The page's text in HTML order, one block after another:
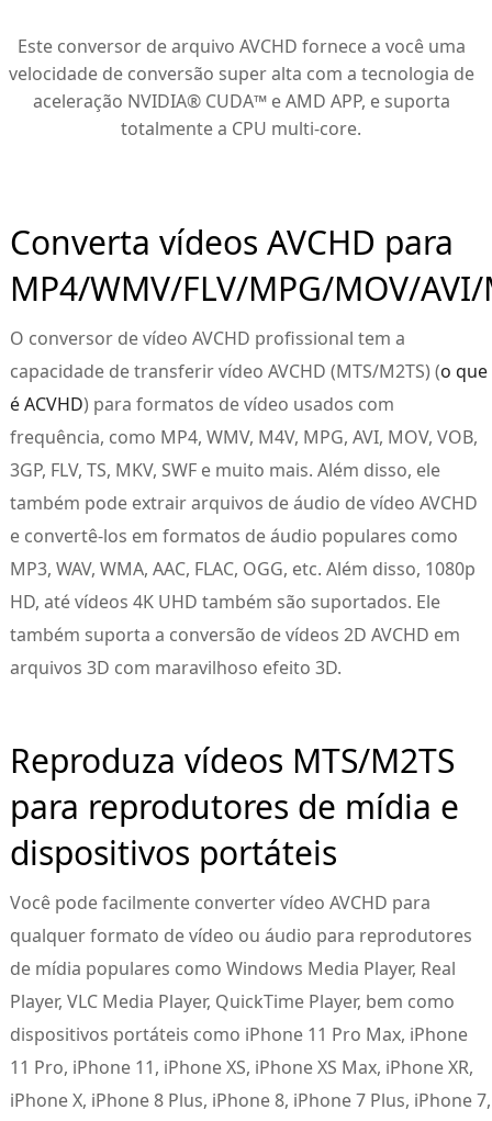
Este conversor de arquivo AVCHD fornece a você uma
velocidade de conversão super alta com a tecnologia de
aceleração NVIDIA® CUDA™ e AMD APP, e suporta
totalmente a CPU multi-core.
Converta vídeos AVCHD para
MP4/WMV/FLV/MPG/MOV/
O conversor de vídeo AVCHD profissional tem a
capacidade de transferir vídeo AVCHD (MTS/M2TS) (o que
é ACVHD) para formatos de vídeo usados ​​com
frequência, como MP4, WMV, M4V, MPG, AVI, MOV, VOB,
3GP, FLV, TS, MKV, SWF e muito mais. Além disso, ele
também pode extrair arquivos de áudio de vídeo AVCHD
e convertê-los em formatos de áudio populares como
MP3, WAV, WMA, AAC, FLAC, OGG, etc. Além disso, 1080p
HD, até vídeos 4K UHD também são suportados. Ele
também suporta a conversão de vídeos 2D AVCHD em
arquivos 3D com maravilhoso efeito 3D.
Reproduza vídeos MTS/M2TS
para reprodutores de mídia e
dispositivos portáteis
Você pode facilmente converter vídeo AVCHD para
qualquer formato de vídeo ou áudio para reprodutores
de mídia populares como Windows Media Player, Real
Player, VLC Media Player, QuickTime Player, bem como
dispositivos portáteis como iPhone 11 Pro Max, iPhone
11 Pro, iPhone 11, iPhone XS, iPhone XS Max, iPhone XR,
iPhone X, iPhone 8 Plus, iPhone 8, iPhone 7 Plus, iPhone 7,